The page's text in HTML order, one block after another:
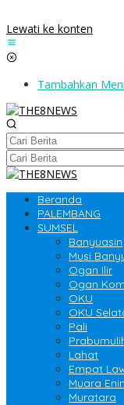
Lewati ke konten
Tambahkan
Beranda
PALEMBANG
SUMSEL
Banyuasin
Musi
Ogan Ilir
Ogan
OKU
OKU
Pali
Lahat
Empat
Muara
Muratara